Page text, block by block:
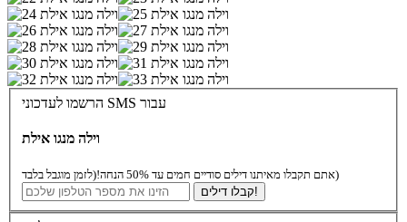
הרשמו לעדכוני SMS עבור
וילה מנגו אילת
אתם תקבלו מאיתנו דילים סודיים חמים עד 50% הנחה!(לזמן מוגבל בלבד)
קבלו דילים!